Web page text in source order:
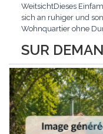
SUR
WeitsichtDieses
sich an ruhiger und
Wohnquartier ohne
Nebenflächen sowie
und eigenem